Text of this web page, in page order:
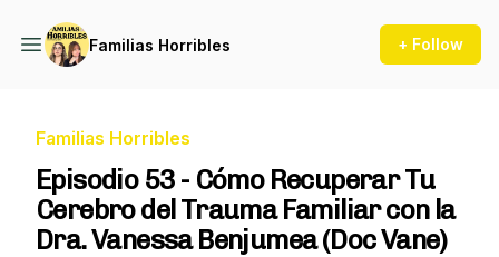
Familias Horribles + Follow
Familias Horribles
Episodio 53 - Cómo Recuperar Tu
Cerebro del Trauma Familiar con la
Dra. Vanessa Benjumea (Doc Vane)